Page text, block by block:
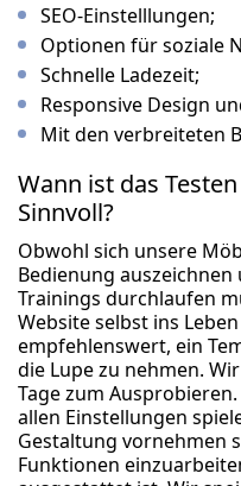
SEO-Einstelllungen;
Optionen für soziale
Schnelle Ladezeit;
Responsive Design
Mit den verbreiteten
Wann ist das
Sinnvoll?
Obwohl sich unsere
Bedienung
Trainings durchlaufen
Website selbst ins
empfehlenswert, ein
die Lupe zu nehmen.
Tage zum
allen Einstellungen
Gestaltung vornehmen
Funktionen